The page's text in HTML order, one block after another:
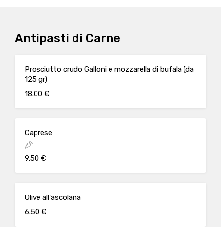
Antipasti di Carne
Prosciutto crudo Galloni e mozzarella di bufala (da
125 gr)
18.00 €
Caprese
9.50 €
Olive all'ascolana
6.50 €